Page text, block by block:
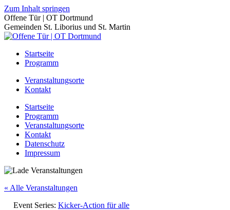
Zum Inhalt springen
Offene Tür | OT Dortmund
Gemeinden St. Liborius und St. Martin
Startseite
Programm
Veranstaltungsorte
Kontakt
Startseite
Programm
Veranstaltungsorte
Kontakt
Datenschutz
Impressum
« Alle Veranstaltungen
Event Series: Kicker-Action für alle